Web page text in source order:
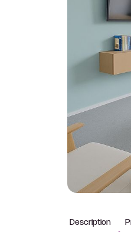
Description